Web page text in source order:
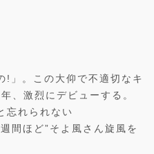
!」。この大仰で不適切なキ
、激烈にデビューする。
忘れられない
間ほど”そよ風さん旋風を